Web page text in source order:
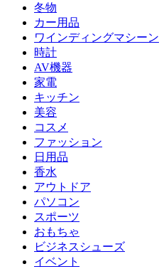
冬物
カー用品
ワインディングマシーン
時計
AV機器
家電
キッチン
美容
コスメ
ファッション
日用品
香水
アウトドア
パソコン
スポーツ
おもちゃ
ビジネスシューズ
イベント